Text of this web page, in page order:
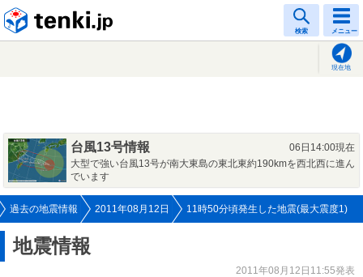
検索 メニュー
現在地
台風13号情報
06日14:00現在
大型で強い台風13号が南大東島の東北東約190kmを西北西に進ん
でいます
過去の地震情報 2011年08月12日 11時50分頃発生した地震(最大震度1)
地震情報
2011年08月12日11:55発表